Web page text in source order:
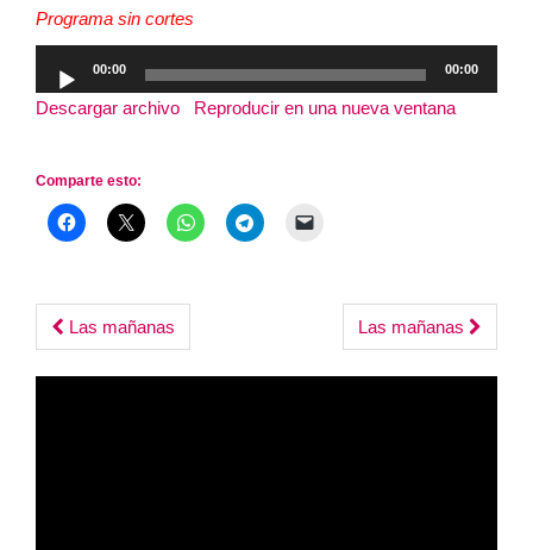
Programa sin cortes
Reproductor
de
audio
00:00 00:00
Descargar archivo Reproducir en una nueva ventana|
Comparte esto:
Post
navigation
Las mañanas Las mañanas